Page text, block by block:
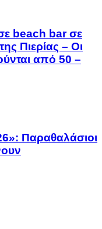
beach bar σε
Πιερίας – Οι
από 50 –
Παραθαλάσιοι